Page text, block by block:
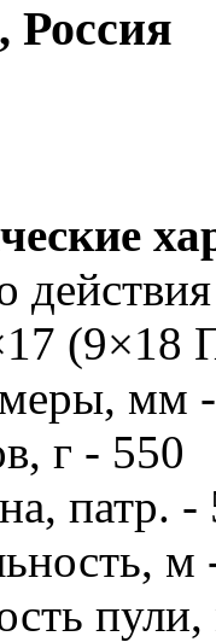
(9×18
мм
г - 550
патр. -
м